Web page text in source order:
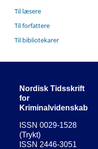
Til læsere
Til forfattere
Til bibliotekarer
Nordisk Tidsskrift
for
Kriminalvidenskab
ISSN 0029-1528
(Trykt)
ISSN 2446-3051